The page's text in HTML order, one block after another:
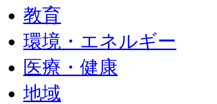
教育
環境・エネルギー
医療・健康
地域